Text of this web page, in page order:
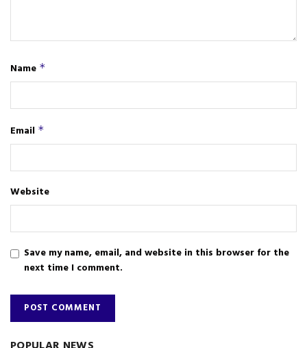
Name *
Email *
Website
Save my name, email, and website in this browser for the
next time I comment.